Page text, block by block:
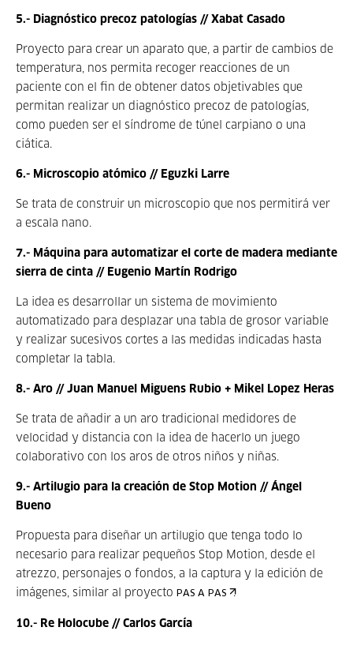
5.- Diagnóstico precoz patologías // Xabat Casado
Proyecto para crear un aparato que, a partir de cambios de
temperatura, nos permita recoger reacciones de un
paciente con el fin de obtener datos objetivables que
permitan realizar un diagnóstico precoz de patologías,
como pueden ser el síndrome de túnel carpiano o una
ciática.
6.- Microscopio atómico // Eguzki Larre
Se trata de construir un microscopio que nos permitirá ver
a escala nano.
7.- Máquina para automatizar el corte de madera mediante
sierra de cinta // Eugenio Martín Rodrigo
La idea es desarrollar un sistema de movimiento
automatizado para desplazar una tabla de grosor variable
y realizar sucesivos cortes a las medidas indicadas hasta
completar la tabla.
8.- Aro // Juan Manuel Miguens Rubio + Mikel Lopez Heras
Se trata de añadir a un aro tradicional medidores de
velocidad y distancia con la idea de hacerlo un juego
colaborativo con los aros de otros niños y niñas.
9.- Artilugio para la creación de Stop Motion // Ángel
Bueno
Propuesta para diseñar un artilugio que tenga todo lo
necesario para realizar pequeños Stop Motion, desde el
atrezzo, personajes o fondos, a la captura y la edición de
imágenes, similar al proyecto PAS A PAS .
10.- Re Holocube // Carlos García